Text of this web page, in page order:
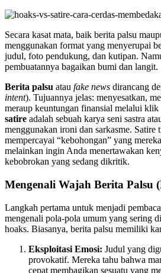
Secara kasat mata, baik berita palsu
menggunakan format yang menyerupai
judul, foto pendukung, dan kutipan.
pembuatannya bagaikan bumi dan langit.
Berita palsu atau fake news dirancang
intent). Tujuannya jelas: menyesatkan,
meraup keuntungan finansial melalui
satire adalah sebuah karya seni sastra
menggunakan ironi dan sarkasme. Satire
mempercayai “kebohongan” yang
melainkan ingin Anda menertawakan
kebobrokan yang sedang dikritik.
Mengenali Wajah Berita Palsu
Langkah pertama untuk menjadi
mengenali pola-pola umum yang sering
hoaks. Biasanya, berita palsu memiliki
Eksploitasi Emosi: Judul yang
provokatif. Mereka tahu bahwa
cepat membagikan sesuatu yang